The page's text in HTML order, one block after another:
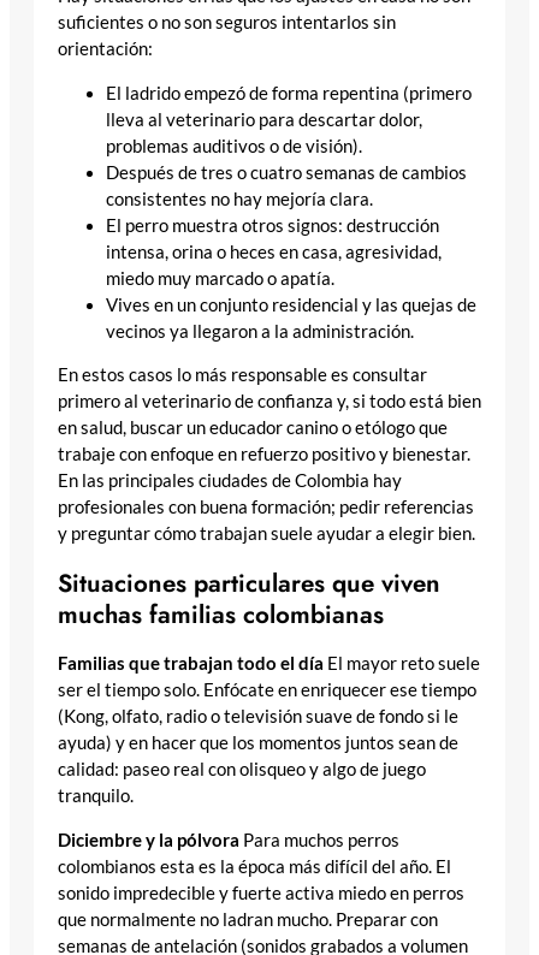
suficientes o no son seguros intentarlos sin
orientación:
El ladrido empezó de forma repentina (primero
lleva al veterinario para descartar dolor,
problemas auditivos o de visión).
Después de tres o cuatro semanas de cambios
consistentes no hay mejoría clara.
El perro muestra otros signos: destrucción
intensa, orina o heces en casa, agresividad,
miedo muy marcado o apatía.
Vives en un conjunto residencial y las quejas de
vecinos ya llegaron a la administración.
En estos casos lo más responsable es consultar
primero al veterinario de confianza y, si todo está bien
en salud, buscar un educador canino o etólogo que
trabaje con enfoque en refuerzo positivo y bienestar.
En las principales ciudades de Colombia hay
profesionales con buena formación; pedir referencias
y preguntar cómo trabajan suele ayudar a elegir bien.
Situaciones particulares que viven
muchas familias colombianas
Familias que trabajan todo el día El mayor reto suele
ser el tiempo solo. Enfócate en enriquecer ese tiempo
(Kong, olfato, radio o televisión suave de fondo si le
ayuda) y en hacer que los momentos juntos sean de
calidad: paseo real con olisqueo y algo de juego
tranquilo.
Diciembre y la pólvora Para muchos perros
colombianos esta es la época más difícil del año. El
sonido impredecible y fuerte activa miedo en perros
que normalmente no ladran mucho. Preparar con
semanas de antelación (sonidos grabados a volumen